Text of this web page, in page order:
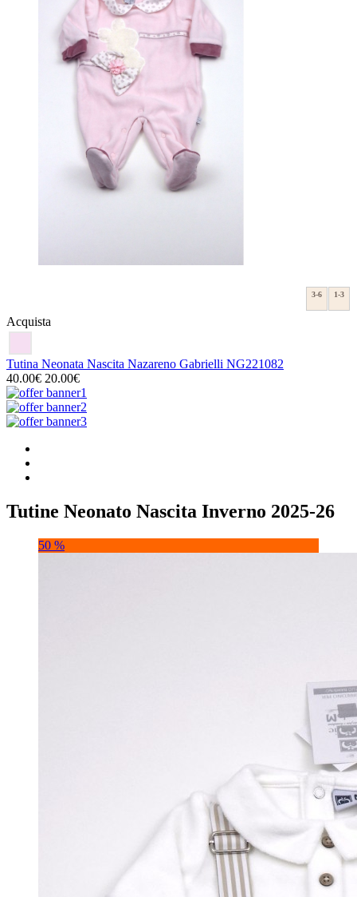
1-3
3-6
Acquista
Tutina Neonata Nascita Nazareno Gabrielli NG221082
40.00€ 20.00€
Tutine Neonato Nascita Inverno 2025-26
50 %